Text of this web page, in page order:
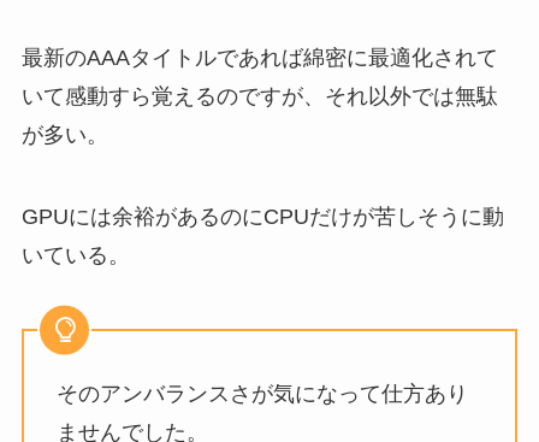
最新のAAAタイトルであれば綿密に最適化されて
いて感動すら覚えるのですが、それ以外では無駄
が多い。
GPUには余裕があるのにCPUだけが苦しそうに動
いている。
そのアンバランスさが気になって仕方あり
ませんでした。